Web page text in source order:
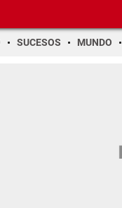
SUCESOS MUNDO